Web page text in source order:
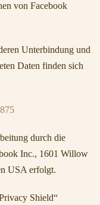
von Facebook
Unterbindung und
Daten finden sich
durch die
Inc., 1601 Willow
USA erfolgt.
Shield“